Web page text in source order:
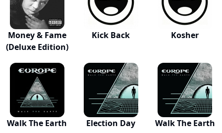
Money & Fame
(Deluxe Edition)
Kick Back Kosher
Walk The Earth Election Day Walk The Earth